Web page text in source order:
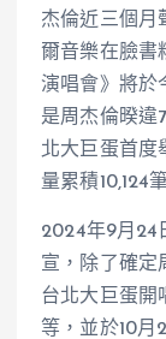
杰倫近三個月
爾音樂在臉書
演唱會》將於
是周杰倫暌違
北大巨蛋首度
量累積10,124
2024年9月24
宣，除了確定
台北大巨蛋開
等，並於10月